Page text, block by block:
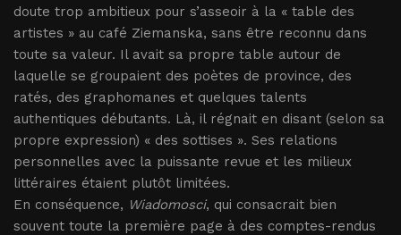
doute trop ambitieux pour s’asseoir à la « table des
artistes » au café Ziemanska, sans être reconnu dans
toute sa valeur. Il avait sa propre table autour de
laquelle se groupaient des poètes de province, des
ratés, des graphomanes et quelques talents
authentiques débutants. Là, il régnait en disant (selon sa
propre expression) « des sottises ». Ses relations
personnelles avec la puissante revue et les milieux
littéraires étaient plutôt limitées.
En conséquence, Wiadomosci, qui consacrait bien
souvent toute la première page à des comptes-rendus